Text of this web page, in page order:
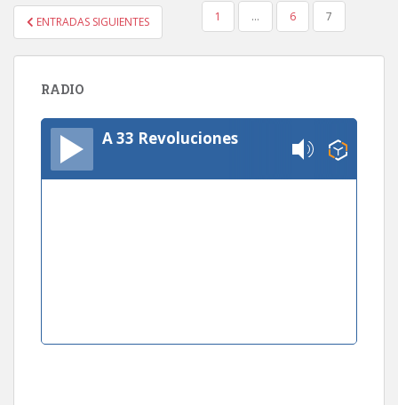
PAGINACIÓN
DE
ENTRADAS
ENTRADAS SIGUIENTES 1 … 6 7
RADIO
A 33 Revoluciones